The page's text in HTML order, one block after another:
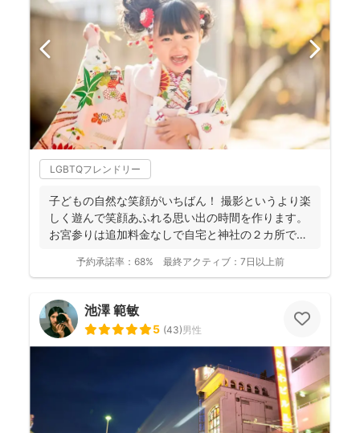
LGBTQフレンドリー
子どもの自然な笑顔がいちばん！ 撮影というより楽
しく遊んで笑顔あふれる思い出の時間を作ります。
お宮参りは追加料金なしで自宅と神社の２カ所で撮
予約承諾率： 68% 最終アクティブ： 7日以上前
池澤 範敏
5 (43)男性